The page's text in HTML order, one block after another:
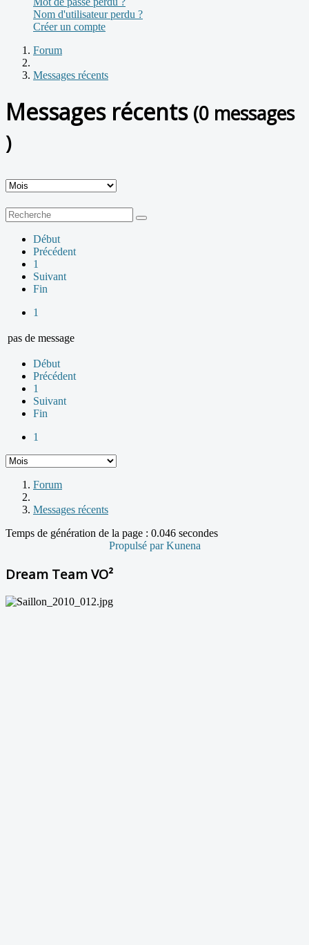
Nom d'utilisateur perdu ?
Créer un compte
Forum
Messages récents
Messages récents (0 messages
)
Début
Précédent
1
Suivant
Fin
1
pas de message
Début
Précédent
1
Suivant
Fin
1
Forum
Messages récents
Temps de génération de la page : 0.046 secondes
Propulsé parKunena
Dream Team VO²